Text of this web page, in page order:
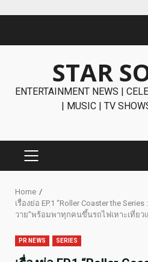
STAR
ENTERTAINMENT NEWS |
| MUSIC | TV
PRIMARY
Home
เรื่องย่อ EP.1 “Roller Coaster the
วาย”พร้อมพาทุกคนขึ้นรถไฟเหาะเที่ยว
PR NEWS SERIES